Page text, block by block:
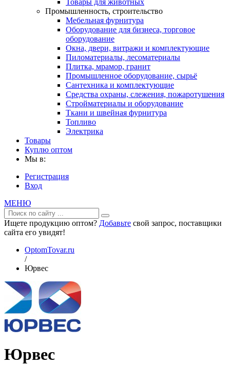
Товары для животных
Промышленность, строительство
Мебельная фурнитура
Оборудование для бизнеса, торговое
оборудование
Окна, двери, витражи и комплектующие
Пиломатериалы, лесоматериалы
Плитка, мрамор, гранит
Промышленное оборудование, сырьё
Сантехника и комплектующие
Средства охраны, слежения, пожаротушения
Стройматериалы и оборудование
Ткани и швейная фурнитура
Топливо
Электрика
Товары
Куплю оптом
Мы в:
Регистрация
Вход
МЕНЮ
Ищете продукцию оптом? Добавьте свой запрос, поставщики
сайта его увидят!
OptomTovar.ru
/
Юрвес
Юрвес